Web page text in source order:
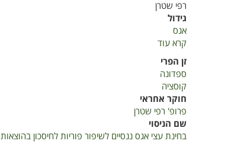
רפי שטרן
גידול
אגס
קרא עוד
לשיפור
פוריות
לחיסכון
זן הפרי
ספדונה
קוסציה
חוקר אחראי
פרופ' רפי שטרן
שם הניסוי
בחינת עצי אגס ננסיים לשיפור פוריות לחיסכון בהוצאות